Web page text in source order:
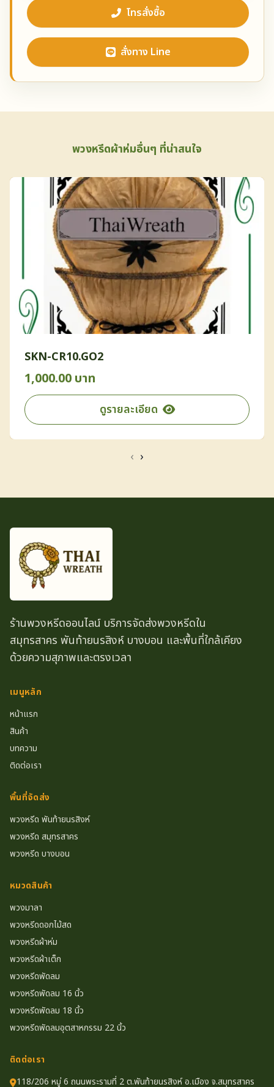
โทรสั่งซื้อ
สั่งทาง Line
พวงหรีดผ้าห่มอื่นๆ ที่น่าสนใจ
SKN-CR10.GO2
1,000.00 บาท
ดูรายละเอียด
‹ ›
ร้านพวงหรีดออนไลน์ บริการจัดส่งพวงหรีดใน
สมุทรสาคร พันท้ายนรสิงห์ บางบอน และพื้นที่ใกล้เคียง
ด้วยความสุภาพและตรงเวลา
เมนูหลัก
หน้าแรก
สินค้า
บทความ
ติดต่อเรา
พื้นที่จัดส่ง
พวงหรีด พันท้ายนรสิงห์
พวงหรีด สมุทรสาคร
พวงหรีด บางบอน
หมวดสินค้า
พวงมาลา
พวงหรีดดอกไม้สด
พวงหรีดผ้าห่ม
พวงหรีดผ้าเต็ก
พวงหรีดพัดลม
พวงหรีดพัดลม 16 นิ้ว
พวงหรีดพัดลม 18 นิ้ว
พวงหรีดพัดลมอุตสาหกรรม 22 นิ้ว
ติดต่อเรา
118/206 หมู่ 6 ถนนพระรามที่ 2 ต.พันท้ายนรสิงห์ อ.เมือง จ.สมุทรสาคร